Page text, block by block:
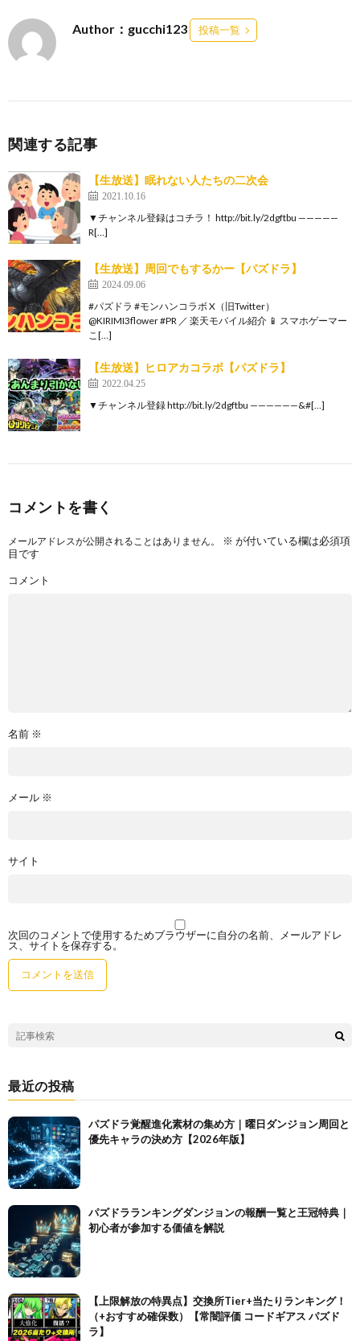
Author：gucchi123 投稿一覧
関連する記事
【生放送】眠れない人たちの二次会
2021.10.16
▼チャンネル登録はコチラ！ http://bit.ly/2dgftbu —————
R[…]
【生放送】周回でもするかー【パズドラ】
2024.09.06
#パズドラ #モンハンコラボ X（旧Twitter）
@KIRIMI3flower #PR ／ 楽天モバイル紹介 📱 スマホゲーマー
こ[…]
【生放送】ヒロアカコラボ【パズドラ】
2022.04.25
▼チャンネル登録 http://bit.ly/2dgftbu ——————&#[…]
コメントを書く
メールアドレスが公開されることはありません。 ※ が付いている欄は必須項
目です
コメント
名前 ※
メール ※
サイト
次回のコメントで使用するためブラウザーに自分の名前、メールアドレ
ス、サイトを保存する。
最近の投稿
パズドラ覚醒進化素材の集め方｜曜日ダンジョン周回と
優先キャラの決め方【2026年版】
パズドラランキングダンジョンの報酬一覧と王冠特典｜
初心者が参加する価値を解説
【上限解放の特異点】交換所Tier+当たりランキング！
（+おすすめ確保数）【常闇評価 コードギアス パズド
ラ】